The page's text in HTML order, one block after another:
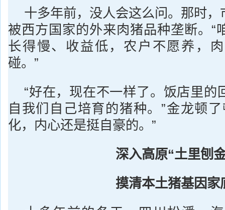
十多年前，没人会这么问。那时
被西方国家的外来肉猪品种垄断。“
长得慢、收益低，农户不愿养，
碰。”
“好在，现在不一样了。饭店里的
自我们自己培育的猪种。”金龙顿
化，内心还是挺自豪的。”
深入高原“土里刨
摸清本土猪基因家